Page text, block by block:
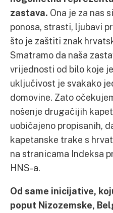
zastava. Ona je za nas
ponosa, strasti, ljubavi
što je zaštiti znak
Smatramo da naša
vrijednosti od bilo koje
uključivost je svakako
domovine. Zato
nošenje drugačijih
uobičajeno propisanih,
kapetanske trake s
na stranicama Indeksa
HNS-a.
Od same inicijative,
poput Nizozemske,